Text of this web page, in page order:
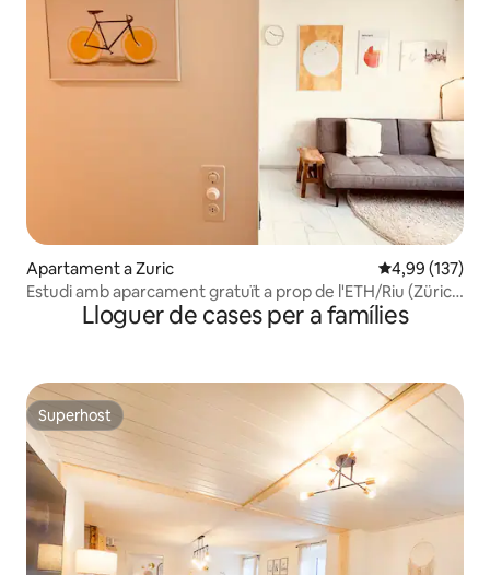
Apartament a Zuric 4,99 de
4,99 (137)
Estudi amb aparcament gratuït a prop de l'ETH/Riu (Zürich
Lloguer de cases per a famílies
Superhost
Superhost